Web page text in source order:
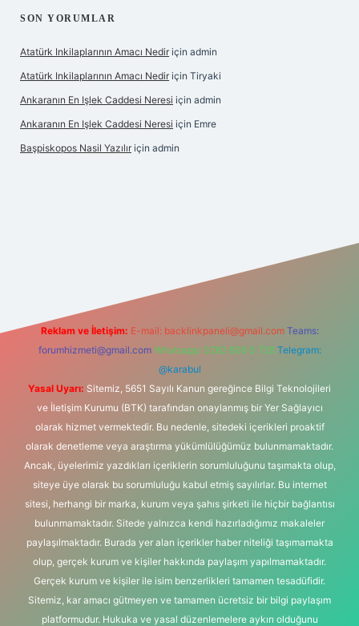
SON YORUMLAR
Atatürk Inkilaplarının Amacı Nedir için admin
Atatürk Inkilaplarının Amacı Nedir için Tiryaki
Ankaranın En Işlek Caddesi Neresi için admin
Ankaranın En Işlek Caddesi Neresi için Emre
Başpiskopos Nasil Yazılır için admin
Reklam ve İletişim: E-mail: backlinkpaneli@gmail.com Teams:
forumhizmeti@gmail.com Whatsapp: 0262 606 0 726 Telegram:
@karabul
Yasal Uyarı: Sitemiz, 5651 Sayılı Kanun gereğince Bilgi Teknolojileri
ve İletişim Kurumu (BTK) tarafından onaylanmış bir Yer Sağlayıcı
olarak hizmet vermektedir. Bu nedenle, sitedeki içerikleri proaktif
olarak denetleme veya araştırma yükümlülüğümüz bulunmamaktadır.
Ancak, üyelerimiz yazdıkları içeriklerin sorumluluğunu taşımakta olup,
siteye üye olarak bu sorumluluğu kabul etmiş sayılırlar. Bu internet
sitesi, herhangi bir marka, kurum veya şahıs şirketi ile hiçbir bağlantısı
bulunmamaktadır. Sitede yalnızca kendi hazırladığımız makaleler
paylaşılmaktadır. Burada yer alan içerikler haber niteliği taşımamakta
olup, gerçek kurum ve kişiler hakkında paylaşım yapılmamaktadır.
Gerçek kurum ve kişiler ile isim benzerlikleri tamamen tesadüfidir.
Sitemiz, kar amacı gütmeyen ve tamamen ücretsiz bir bilgi paylaşım
platformudur. Hukuka ve yasal düzenlemelere aykırı olduğunu